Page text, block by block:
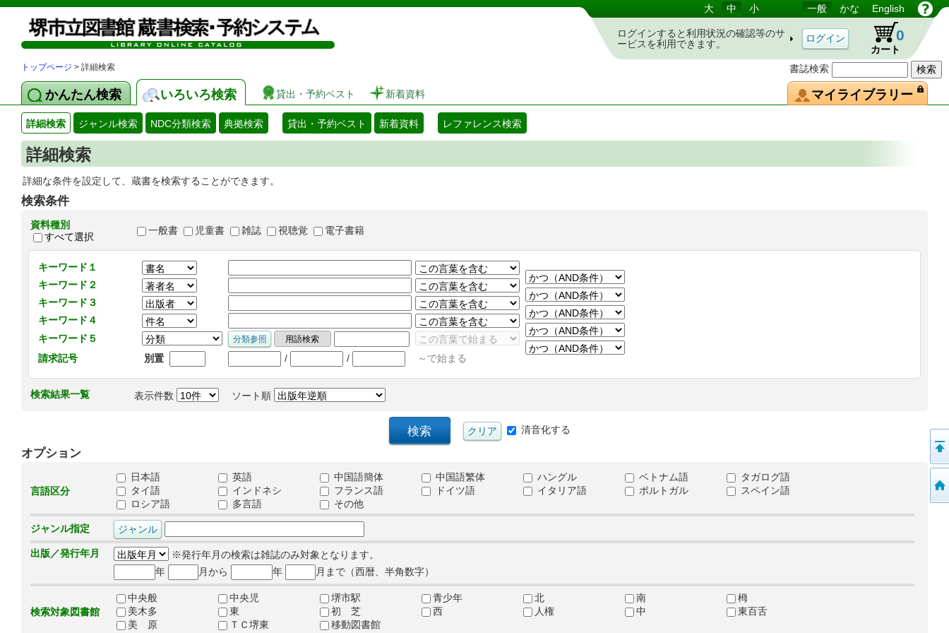
図書館 蔵書検索・予約システム
書誌検索
大 中 小 一般 かな English
ログインすると利用状況の確認等のサ
ービスを利用できます。
カート
0
トップページ > 詳細検索
かんたん検索 いろいろ検索 貸出・予約ベスト 新着資料 マイライブラリー
詳細検索 ジャンル検索 NDC分類検索 典拠検索 貸出・予約ベスト 新着資料 レファレンス検索
詳細検索
詳細な条件を設定して、蔵書を検索することができます。
検索条件
資料種別
すべて選択
一般書 児童書 雑誌 視聴覚 電子書籍
キーワード１
キーワード２
キーワード３
キーワード４
キーワード５
請求記号
別置 / / ～で始まる
検索結果一覧 表示件数 ソート順
清音化する
オプション
言語区分
日本語 英語 中国語簡体 中国語繁体 ハングル ベトナム語
タガログ語
タイ語
インドネシ フランス語 ドイツ語 イタリア語 ポルトガル
スペイン語
ロシア語
多言語 その他
ジャンル指定
出版／発行年月
※発行年月の検索は雑誌のみ対象となります。
年
月から 年 月まで（西暦、半角数字）
検索対象図書館
中央般 中央児 堺市駅 青少年 北 南
栂
美木多
東 初 芝 西 人権 中
東百舌
美 原
ＴＣ堺東 移動図書館